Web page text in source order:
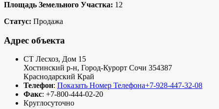
Площадь Земельного Участка: 12
Статус: Продажа
Адрес объекта
СТ Лесхоз, Дом 15
Хостинский р-н, Город-Курорт Сочи 354387
Краснодарский Край
Телефон: Показать Номер Телефона+7-928-447-32-08
Факс: +7-800-444-02-20
Круглосуточно